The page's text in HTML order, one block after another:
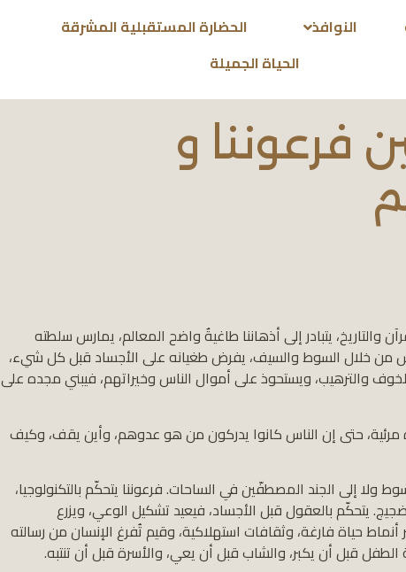
النوافذ
الحضارة المستقبلية المشرقة
الحياة الجميلة
فرعوننا و
يتبادر إلى أذهاننا طاغيةٌ واضح المعالم، يمارس سلطته
من خلال السوط والسيف، يفرض طغيانه على الأجساد قبل كل شيء،
والترهيب، ويستحوذ على أموال الناس وخيراتهم، فيبني مجده على
حتى إن الناس كانوا يدركون من هو عدوهم، وأين يقف، وكيف
إلى الجند المصطفّين في الساحات. فرعوننا يتحكّم بالتكنولوجيا،
يتحكّم بالعقول قبل الأجساد، فيعيد تشكيل الوعي، ويزرع
أنماط حياة فارغة، وثقافات استهلاكية، وقيم تُفرغ الإنسان من رسالته
قبل أن يكبر، والشاب قبل أن يعي، والأسرة قبل أن تنتبه.